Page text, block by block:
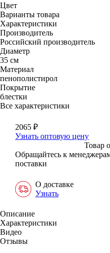
Цвет
Варианты товара
Характеристики
Производитель
Российский производитель
Диаметр
35 см
Материал
пенополистирол
Покрытие
блестки
Все характеристики
2065 ₽
Узнать оптовую цену
Товар
Обращайтесь к
поставки
О доставке
Узнать
Описание
Характеристики
Видео
Отзывы